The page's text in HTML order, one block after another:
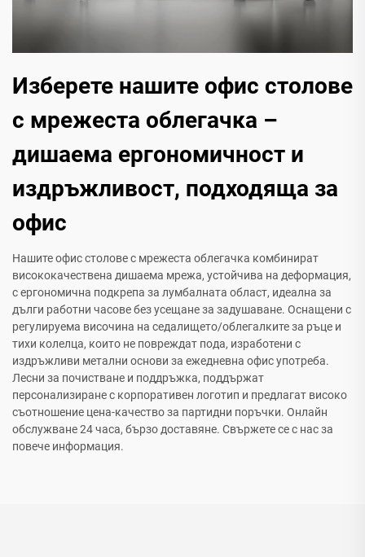
Изберете нашите офис столове
с мрежеста облегачка –
дишаема ергономичност и
издръжливост, подходяща за
офис
Нашите офис столове с мрежеста облегачка комбинират
висококачествена дишаема мрежа, устойчива на деформация,
с ергономична подкрепа за лумбалната област, идеална за
дълги работни часове без усещане за задушаване. Оснащени с
регулируема височина на седалището/облегалките за ръце и
тихи колелца, които не повреждат пода, изработени с
издръжливи метални основи за ежедневна офис употреба.
Лесни за почистване и поддръжка, поддържат
персонализиране с корпоративен логотип и предлагат високо
съотношение цена-качество за партидни поръчки. Онлайн
обслужване 24 часа, бързо доставяне. Свържете се с нас за
повече информация.